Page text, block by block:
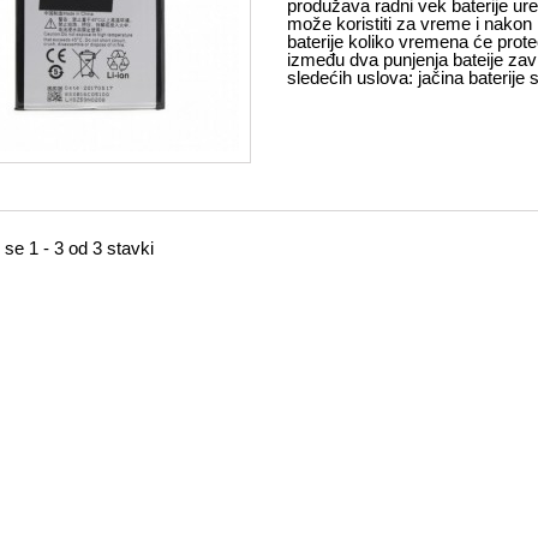
produžava radni vek baterije
može koristiti za vreme i nakon
baterije koliko vremena će
između dva punjenja bateije
sledećih uslova: jačina baterije
1 - 3 od 3 stavki